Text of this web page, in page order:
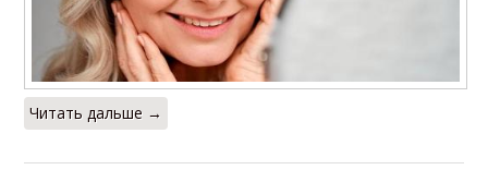
Читать дальше →